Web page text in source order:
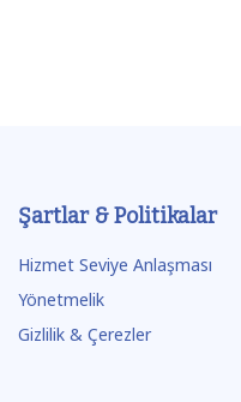
Şartlar & Politikalar
Hizmet Seviye Anlaşması
Yönetmelik
Gizlilik & Çerezler